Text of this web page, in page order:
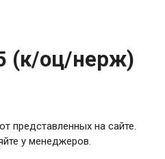
(к/оц/нерж)
Диапазон
18,194.00 ₽
–
представленных на сайте.
у менеджеров.